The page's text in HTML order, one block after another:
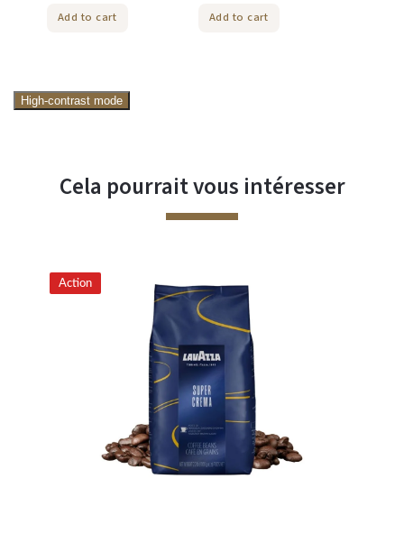
Add to cart Add to cart
High-contrast mode
Cela pourrait vous intéresser
Action